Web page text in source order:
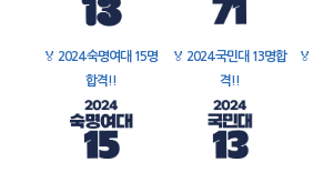
🏅 2024 숙명여대 15명
합격!!
🏅 2024 국민대 13명합
격!!
🏅